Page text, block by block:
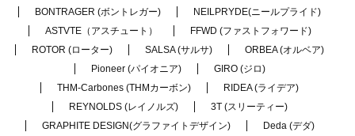
BONTRAGER (ボントレガー)
NEILPRYDE(ニールプライド)
ASTVTE（アスチュート）
FFWD (ファストフォワード)
ROTOR (ローター)
SALSA (サルサ)
ORBEA (オルベア)
Pioneer (パイオニア)
GIRO (ジロ)
THM-Carbones (THMカーボン)
RIDEA (ライデア)
REYNOLDS (レイノルズ)
3T (スリーティー)
GRAPHITE DESIGN(グラファイトデザイン)
Deda (デダ)